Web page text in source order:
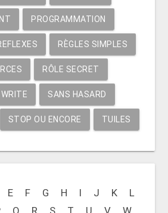
PROGRAMMATION
RÈGLES SIMPLES
RÔLE SECRET
SANS HASARD
STOP OU ENCORE TUILES
E F G H I J K
L